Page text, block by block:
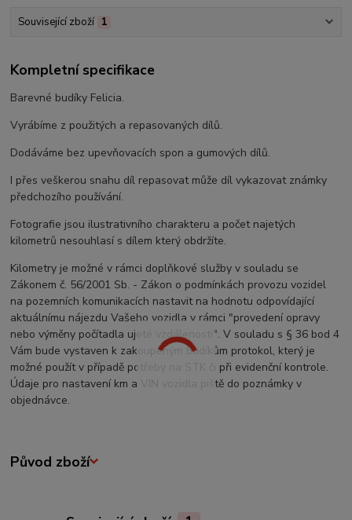
Související zboží 1
Kompletní specifikace
Barevné budíky Felicia.
Vyrábíme z použitých a repasovaných dílů.
Dodáváme bez upevňovacích spon a gumových dílů.
I přes veškerou snahu díl repasovat může díl vykazovat známky
předchozího používání.
Fotografie jsou ilustrativního charakteru a počet najetých
kilometrů nesouhlasí s dílem který obdržíte.
Kilometry je možné v rámci doplňkové služby v souladu se
Zákonem č. 56/2001 Sb. - Zákon o podmínkách provozu vozidel
na pozemních komunikacích nastavit na hodnotu odpovídající
aktuálnímu nájezdu Vašeho vozidla v rámci "provedení opravy
nebo výměny počítadla ujeté vzdálenosti". V souladu s § 36 bod 4
Vám bude vystaven k zakoupeným budíkům protokol, který je
možné použít v případě potřeby na STK či při evidenční kontrole.
Údaje pro nastavení km a VIN vozidla piště do poznámky v
objednávce.
Původ zboží